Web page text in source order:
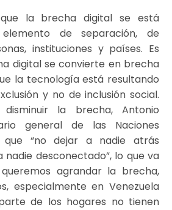
la brecha digital se está
de separación, de
instituciones y países. Es
digital se convierte en brecha
la tecnología está resultando
y no de inclusión social.
la brecha, Antonio
general de las Naciones
que “no dejar a nadie atrás
nadie desconectado”, lo que va
agrandar la brecha,
especialmente en Venezuela
de los hogares no tienen